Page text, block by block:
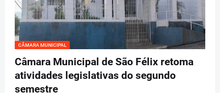
CÂMARA MUNICIPAL
Câmara Municipal de São Félix retoma
atividades legislativas do segundo
semestre